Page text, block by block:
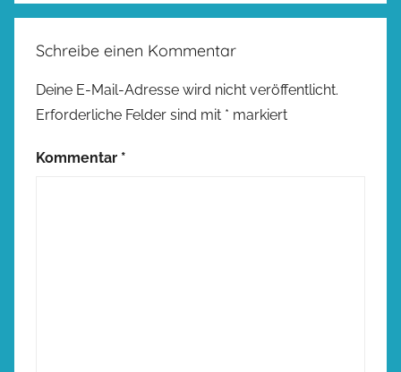
Schreibe einen Kommentar
Deine E-Mail-Adresse wird nicht veröffentlicht.
Erforderliche Felder sind mit * markiert
Kommentar *